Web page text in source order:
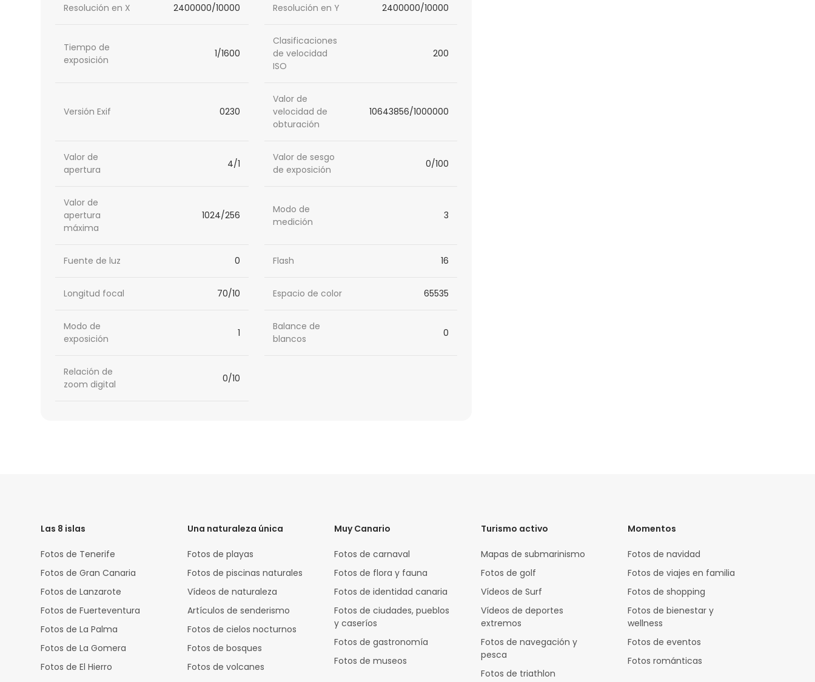
Resolución en X 2400000/10000 Resolución en Y 2400000/10000
Tiempo de
exposición
1/1600
Clasificaciones
de velocidad
ISO
200
Versión Exif 0230
Valor de
velocidad de
obturación
10643856/1000000
Valor de
apertura
4/1
Valor de sesgo
de exposición
0/100
Valor de
apertura
máxima
1024/256
Modo de
medición
3
Fuente de luz 0 Flash 16
Longitud focal 70/10 Espacio de color 65535
Modo de
exposición
1
Balance de
blancos
0
Relación de
zoom digital
0/10
Las 8 islas
Fotos de Tenerife
Fotos de Gran Canaria
Fotos de Lanzarote
Fotos de Fuerteventura
Fotos de La Palma
Fotos de La Gomera
Fotos de El Hierro
Una naturaleza única
Fotos de playas
Fotos de piscinas naturales
Vídeos de naturaleza
Artículos de senderismo
Fotos de cielos nocturnos
Fotos de bosques
Fotos de volcanes
Muy Canario
Fotos de carnaval
Fotos de flora y fauna
Fotos de identidad canaria
Fotos de ciudades, pueblos
y caseríos
Fotos de gastronomía
Fotos de museos
Turismo activo
Mapas de submarinismo
Fotos de golf
Vídeos de Surf
Vídeos de deportes
extremos
Fotos de navegación y
pesca
Fotos de triathlon
Momentos
Fotos de navidad
Fotos de viajes en familia
Fotos de shopping
Fotos de bienestar y
wellness
Fotos de eventos
Fotos románticas